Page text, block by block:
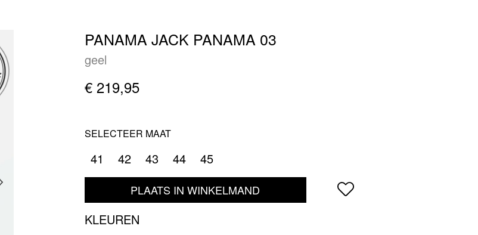
PANAMA JACK PANAMA 03
geel
€ 219,95
SELECTEER MAAT
41 42 43 44 45
PLAATS IN WINKELMAND
KLEUREN